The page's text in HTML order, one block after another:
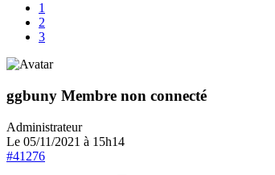
1
2
3
ggbuny Membre non connecté
Administrateur
Le 05/11/2021 à 15h14
#41276